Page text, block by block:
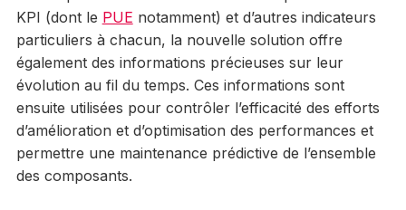
KPI (dont le PUE notamment) et d’autres indicateurs
particuliers à chacun, la nouvelle solution offre
également des informations précieuses sur leur
évolution au fil du temps. Ces informations sont
ensuite utilisées pour contrôler l’efficacité des efforts
d’amélioration et d’optimisation des performances et
permettre une maintenance prédictive de l’ensemble
des composants.